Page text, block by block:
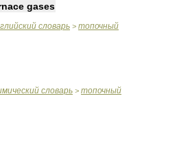
gases
словарь > топочный
словарь > топочный